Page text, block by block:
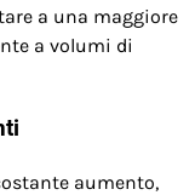
a una maggiore
a volumi di
aumento,